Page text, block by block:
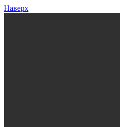
Наверх